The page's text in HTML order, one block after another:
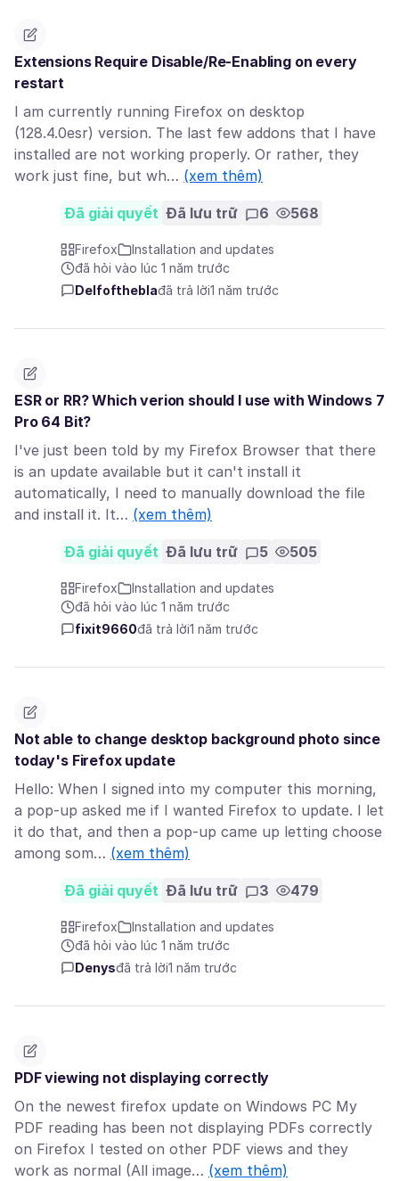
Extensions Require Disable/Re-Enabling on every
restart
I am currently running Firefox on desktop
(128.4.0esr) version. The last few addons that I have
installed are not working properly. Or rather, they
work just fine, but wh… (xem thêm)
Đã giải quyết Đã lưu trữ 6 568
Firefox
Installation and updates
đã hỏi vào lúc 1 năm trước
Delfoftheblađã trả lời1 năm trước
ESR or RR? Which verion should I use with Windows 7
Pro 64 Bit?
I've just been told by my Firefox Browser that there
is an update available but it can't install it
automatically, I need to manually download the file
and install it. It… (xem thêm)
Đã giải quyết Đã lưu trữ 5 505
Firefox
Installation and updates
đã hỏi vào lúc 1 năm trước
fixit9660đã trả lời1 năm trước
Not able to change desktop background photo since
today's Firefox update
Hello: When I signed into my computer this morning,
a pop-up asked me if I wanted Firefox to update. I let
it do that, and then a pop-up came up letting choose
among som… (xem thêm)
Đã giải quyết Đã lưu trữ 3 479
Firefox
Installation and updates
đã hỏi vào lúc 1 năm trước
Denysđã trả lời1 năm trước
PDF viewing not displaying correctly
On the newest firefox update on Windows PC My
PDF reading has been not displaying PDFs correctly
on Firefox I tested on other PDF views and they
work as normal (All image… (xem thêm)